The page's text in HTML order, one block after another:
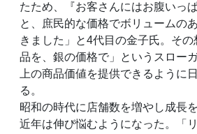
たため、『お客さんにはお腹いっ
と、庶民的な価格でボリュームの
きました」と4代目の金子氏。そ
品を、銀の価格で」というスロー
上の商品価値を提供できるように
る。
昭和の時代に店舗数を増やし成長
近年は伸び悩むようになった。「